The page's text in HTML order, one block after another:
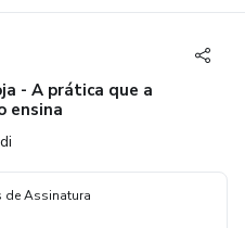
- A prática que a
ensina
de Assinatura